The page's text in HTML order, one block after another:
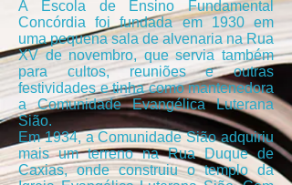
A Escola de Ensino Fundamental
Concórdia foi fundada em 1930 em
uma pequena sala de alvenaria na Rua
XV de novembro, que servia também
para cultos, reuniões e outras
festividades e tinha como mantenedora
a Comunidade Evangélica Luterana
Sião.
Em 1934, a Comunidade Sião adquiriu
mais um terreno na Rua Duque de
Caxias, onde construiu o templo da